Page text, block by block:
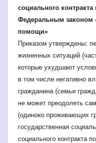
социального
Федеральным законом
помощи»
Приказом утверждены:
жизненных ситуаций
которые ухудшают
в том числе негативно
гражданина (семьи
не может преодолеть
(одиноко проживающих
государственная
социального контракта